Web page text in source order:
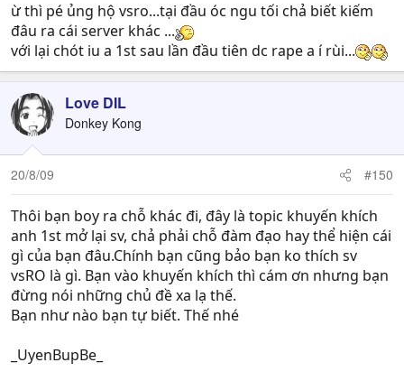
ừ thì pé ủng hộ vsro...tại đầu óc ngu tối chả biết kiếm
đâu ra cái server khác ...
với lại chót iu a 1st sau lần đầu tiên dc rape a í rùi...
Love DIL
Donkey Kong
20/8/09 #150
Thôi bạn boy ra chỗ khác đi, đây là topic khuyến khích
anh 1st mở lại sv, chả phải chỗ đàm đạo hay thể hiện cái
gì của bạn đâu.Chính bạn cũng bảo bạn ko thích sv
vsRO là gì. Bạn vào khuyến khích thì cám ơn nhưng bạn
đừng nói những chủ đề xa lạ thế.
Bạn như nào bạn tự biết. Thế nhé
_UyenBupBe_